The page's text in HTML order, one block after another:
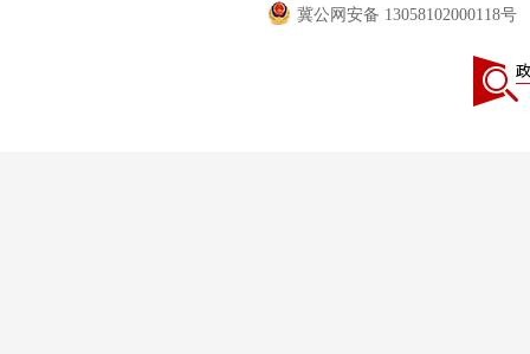
冀公网安备 13058102000118号